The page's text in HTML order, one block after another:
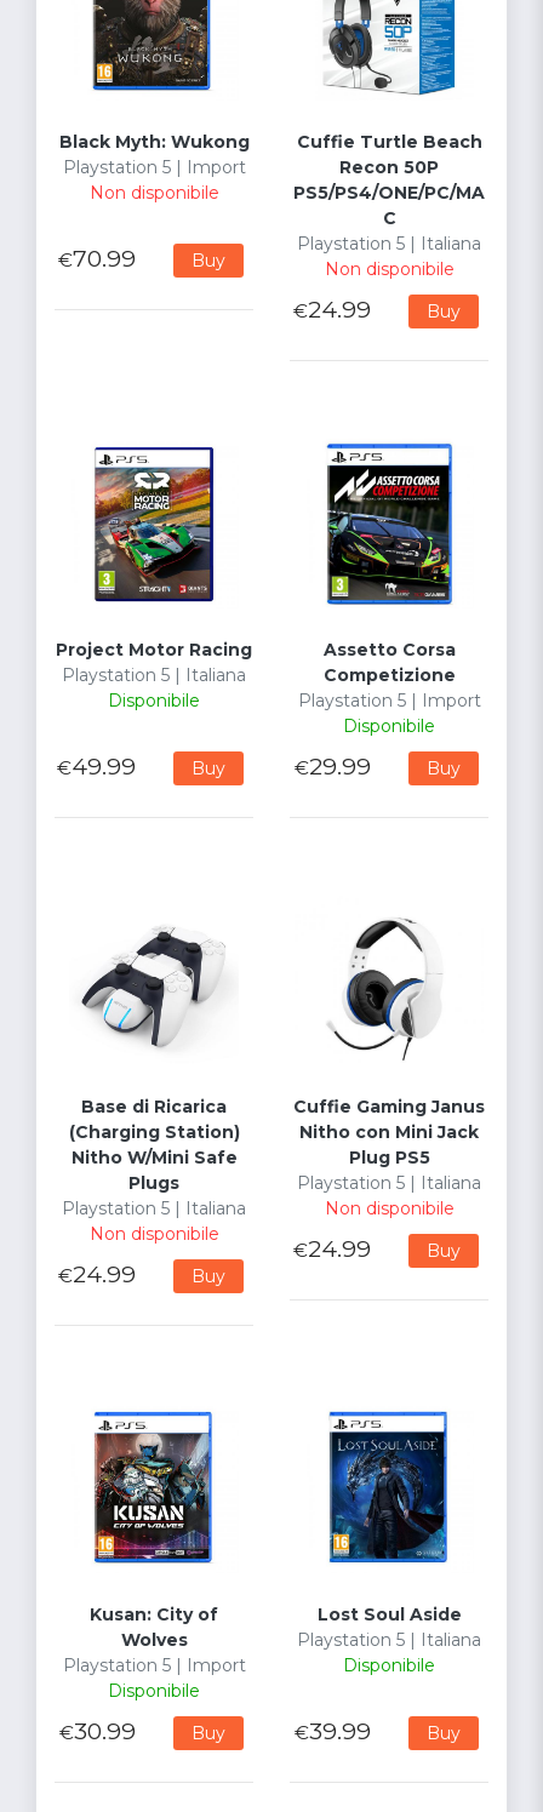
Black Myth: Wukong
Playstation 5 | Import
Non disponibile
€70.99 Buy
Cuffie Turtle Beach
Recon 50P
PS5/PS4/ONE/PC/MA
C
Playstation 5 | Italiana
Non disponibile
€24.99 Buy
Project Motor Racing
Playstation 5 | Italiana
Disponibile
€49.99 Buy
Assetto Corsa
Competizione
Playstation 5 | Import
Disponibile
€29.99 Buy
Base di Ricarica
(Charging Station)
Nitho W/Mini Safe
Plugs
Playstation 5 | Italiana
Non disponibile
€24.99 Buy
Cuffie Gaming Janus
Nitho con Mini Jack
Plug PS5
Playstation 5 | Italiana
Non disponibile
€24.99 Buy
Kusan: City of
Wolves
Playstation 5 | Import
Disponibile
€30.99 Buy
Lost Soul Aside
Playstation 5 | Italiana
Disponibile
€39.99 Buy